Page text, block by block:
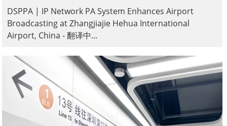
DSPPA | IP Network PA System Enhances Airport
Broadcasting at Zhangjiajie Hehua International
Airport, China - 翻译中...